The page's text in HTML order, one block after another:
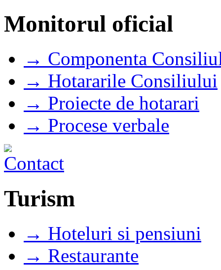
Monitorul oficial
→ Componenta
→ Hotararile Consiliului
→ Proiecte de hotarari
→ Procese verbale
Turism
→ Hoteluri si pensiuni
→ Restaurante